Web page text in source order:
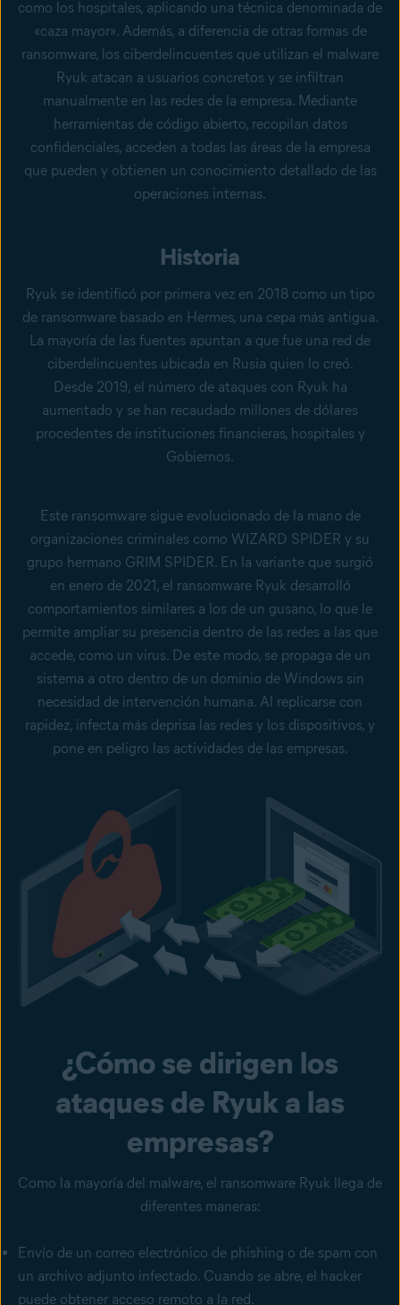
como los hospitales, aplicando una técnica denominada de
«caza mayor». Además, a diferencia de otras formas de
ransomware, los ciberdelincuentes que utilizan el malware
Ryuk atacan a usuarios concretos y se infiltran
manualmente en las redes de la empresa. Mediante
herramientas de código abierto, recopilan datos
confidenciales, acceden a todas las áreas de la empresa
que pueden y obtienen un conocimiento detallado de las
operaciones internas.
Historia
Ryuk se identificó por primera vez en 2018 como un tipo
de ransomware basado en Hermes, una cepa más antigua.
La mayoría de las fuentes apuntan a que fue una red de
ciberdelincuentes ubicada en Rusia quien lo creó.
Desde 2019, el número de ataques con Ryuk ha
aumentado y se han recaudado millones de dólares
procedentes de instituciones financieras, hospitales y
Gobiernos.
Este ransomware sigue evolucionado de la mano de
organizaciones criminales como WIZARD SPIDER y su
grupo hermano GRIM SPIDER. En la variante que surgió
en enero de 2021, el ransomware Ryuk desarrolló
comportamientos similares a los de un gusano, lo que le
permite ampliar su presencia dentro de las redes a las que
accede, como un virus. De este modo, se propaga de un
sistema a otro dentro de un dominio de Windows sin
necesidad de intervención humana. Al replicarse con
rapidez, infecta más deprisa las redes y los dispositivos, y
pone en peligro las actividades de las empresas.
¿Cómo se dirigen los
ataques de Ryuk a las
empresas?
Como la mayoría del malware, el ransomware Ryuk llega de
diferentes maneras:
Envío de un correo electrónico de phishing o de spam con
un archivo adjunto infectado. Cuando se abre, el hacker
puede obtener acceso remoto a la red.